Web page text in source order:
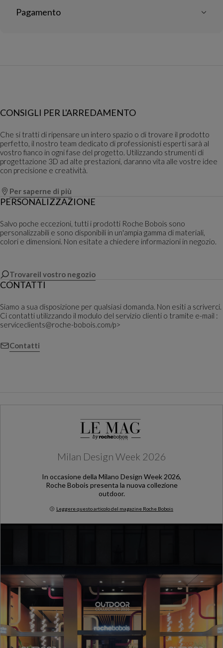
Pagamento
CONSIGLI PER L'ARREDAMENTO
Che si tratti di ripensare un intero spazio o di trovare il prodotto
perfetto, il nostro team dedicato di professionisti esperti sarà al
vostro fianco in ogni fase del progetto. Utilizzando strumenti di
progettazione 3D ad alte prestazioni, daranno vita alle vostre idee
con precisione e creatività.
Per saperne di più
PERSONALIZZAZIONE
Salvo poche eccezioni, tutti i prodotti Roche Bobois sono
personalizzabili e sono disponibili in un'ampia gamma di materiali,
colori e dimensioni. Non esitate a chiedere informazioni in negozio.
Trovareil vostro negozio
CONTATTI
Siamo a sua disposizione per qualsiasi domanda. Non esiti a scriverci.
Ci contatti utilizzando il modulo del servizio clienti o tramite e-mail :
serviceclients@roche-bobois.com/p>
Contatti
Milan Design Week 2026
In occasione della Milano Design Week 2026,
Roche Bobois presenta la nuova collezione
outdoor.
Leggere questo articolo del magazine Roche Bobois
Milan Design Week 2026